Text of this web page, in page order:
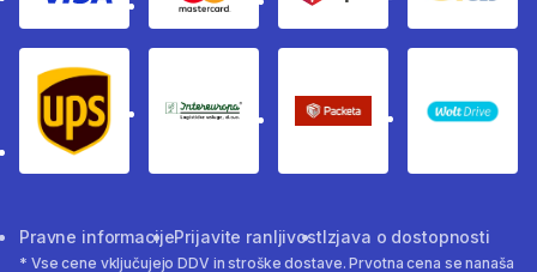
Ups Intereuropa Packeta Sledenje
WOLT
Pravne informacijePrijavite ranljivostIzjava o dostopnosti
* Vse cene vključujejo DDV in stroške dostave. Prvotna cena se nanaša